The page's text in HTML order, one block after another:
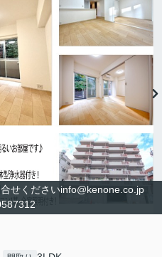
せくださいinfo@kenone.co.jp